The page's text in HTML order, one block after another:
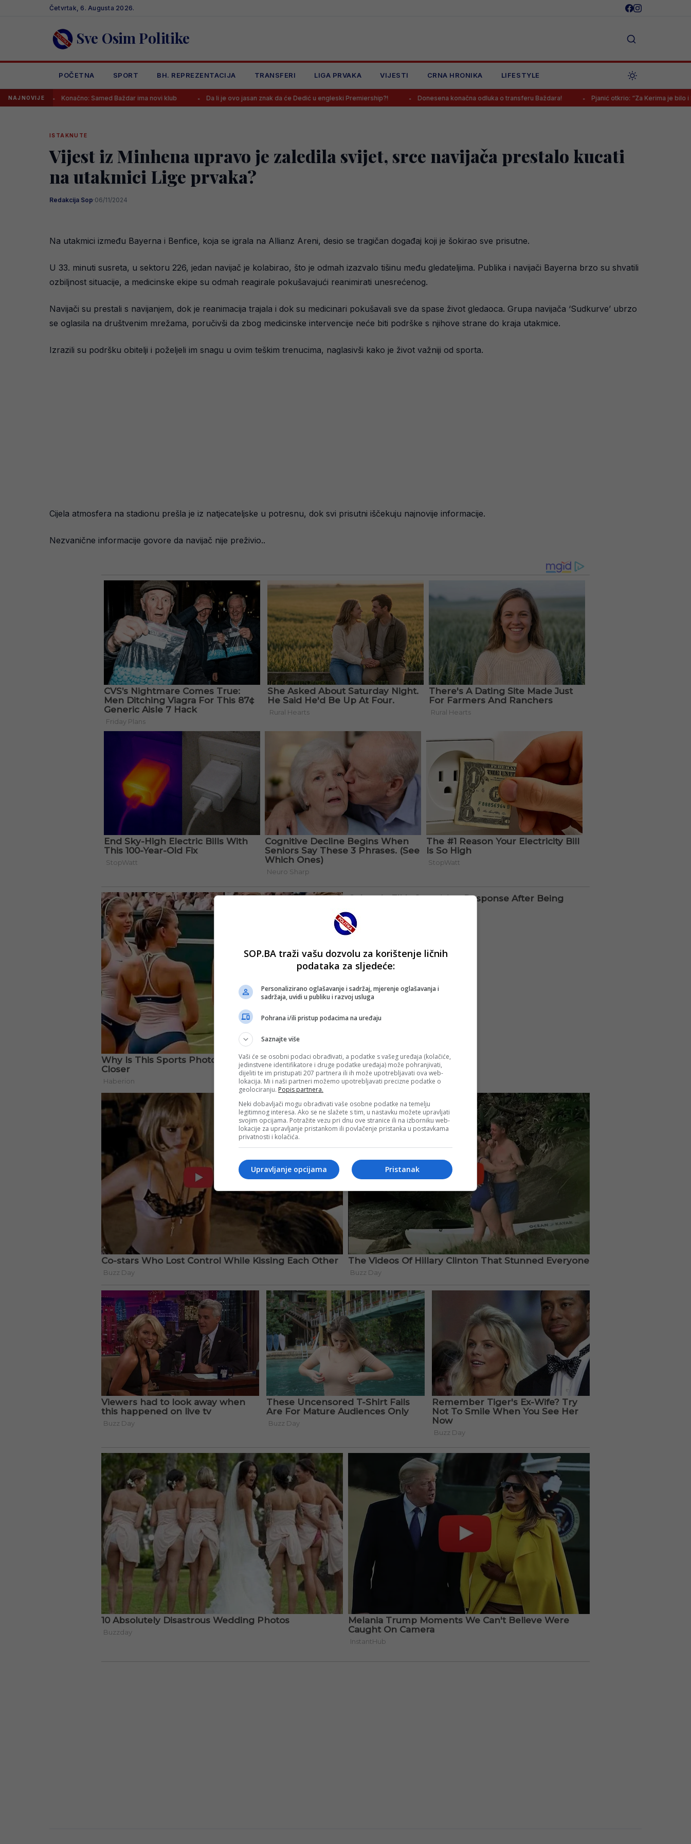
Četvrtak, 6. Augusta 2026.
Sve Osim Politike
POČETNA SPORT BH. REPREZENTACIJA TRANSFERI LIGA PRVAKA VIJESTI CRNA HRONIKA LIFESTYLE
NAJNOVIJE
Konačno: Samed Baždar ima novi klub Da li je ovo jasan znak da će Dedić u engleski Premiership?! Donesena konačna odluka o transferu Baždara! Pjanić otkrio: “Za Kerima je bilo i bogatijih
ISTAKNUTE
Vijest iz Minhena upravo je zaledila svijet, srce navijača prestalo kucati
na utakmici Lige prvaka?
Redakcija Sop·06/11/2024
Na utakmici između Bayerna i Benfice, koja se igrala na Allianz Areni, desio se tragičan događaj koji je šokirao sve prisutne.
U 33. minuti susreta, u sektoru 226, jedan navijač je kolabirao, što je odmah izazvalo tišinu među gledateljima. Publika i navijači Bayerna brzo su shvatili
ozbiljnost situacije, a medicinske ekipe su odmah reagirale pokušavajući reanimirati unesrećenog.
Navijači su prestali s navijanjem, dok je reanimacija trajala i dok su medicinari pokušavali sve da spase život gledaoca. Grupa navijača ‘Sudkurve’ ubrzo
se oglasila na društvenim mrežama, poručivši da zbog medicinske intervencije neće biti podrške s njihove strane do kraja utakmice.
Izrazili su podršku obitelji i poželjeli im snagu u ovim teškim trenucima, naglasivši kako je život važniji od sporta.
Cijela atmosfera na stadionu prešla je iz natjecateljske u potresnu, dok svi prisutni iščekuju najnovije informacije.
Nezvanične informacije govore da navijač nije preživio..
SOP.BA traži vašu dozvolu za korištenje ličnih
podataka za sljedeće:
Personalizirano oglašavanje i sadržaj, mjerenje oglašavanja i
sadržaja, uvidi u publiku i razvoj usluga
Pohrana i/ili pristup podacima na uređaju
Saznajte više
Vaši će se osobni podaci obrađivati, a podatke s vašeg uređaja (kolačiće,
jedinstvene identifikatore i druge podatke uređaja) može pohranjivati,
dijeliti te im pristupati 207 partnera ili ih može upotrebljavati ova web-
lokacija. Mi i naši partneri možemo upotrebljavati precizne podatke o
geolociranju. Popis partnera.
Neki dobavljači mogu obrađivati vaše osobne podatke na temelju
legitimnog interesa. Ako se ne slažete s tim, u nastavku možete upravljati
svojim opcijama. Potražite vezu pri dnu ove stranice ili na izborniku web-
lokacije za upravljanje pristankom ili povlačenje pristanka u postavkama
privatnosti i kolačića.
Pristanak
Upravljanje opcijama